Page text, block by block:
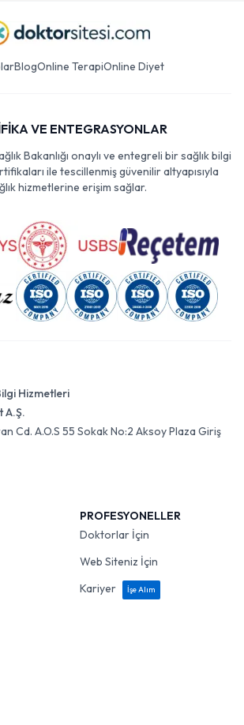
BlogOnline TerapiOnline Diyet
VE ENTEGRASYONLAR
Bakanlığı onaylı ve entegreli bir sağlık bilgi
ile tescillenmiş güvenilir altyapısıyla
hizmetlerine erişim sağlar.
Hizmetleri
A.Ş.
Cd. A.O.S 55 Sokak No:2 Aksoy Plaza Giriş
PROFESYONELLER
Doktorlar İçin
Web Siteniz İçin
Kariyer
İşe Alım